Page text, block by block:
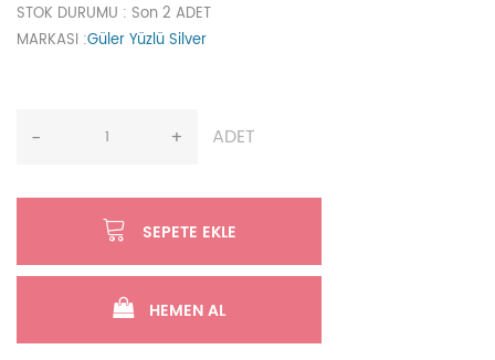
STOK DURUMU : Son 2 ADET
MARKASI :Güler Yüzlü Silver
- + ADET
SEPETE EKLE
HEMEN AL